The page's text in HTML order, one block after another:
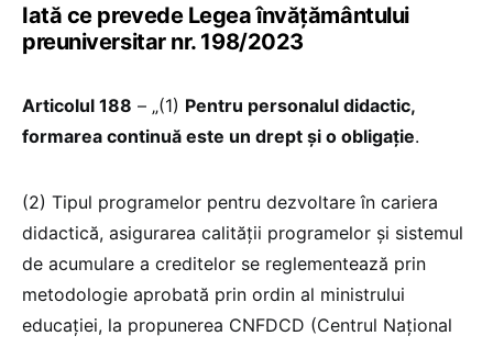
Iată ce prevede Legea învățământului
preuniversitar nr. 198/2023
Articolul 188 – „(1) Pentru personalul didactic,
formarea continuă este un drept și o obligație.
(2) Tipul programelor pentru dezvoltare în cariera
didactică, asigurarea calității programelor și sistemul
de acumulare a creditelor se reglementează prin
metodologie aprobată prin ordin al ministrului
educației, la propunerea CNFDCD (Centrul Național